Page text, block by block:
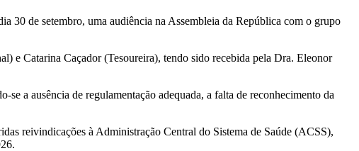
30 de setembro, uma audiência na Assembleia da República com o grupo
e Catarina Caçador (Tesoureira), tendo sido recebida pela Dra. Eleonor
a ausência de regulamentação adequada, a falta de reconhecimento da
reivindicações à Administração Central do Sistema de Saúde (ACSS),